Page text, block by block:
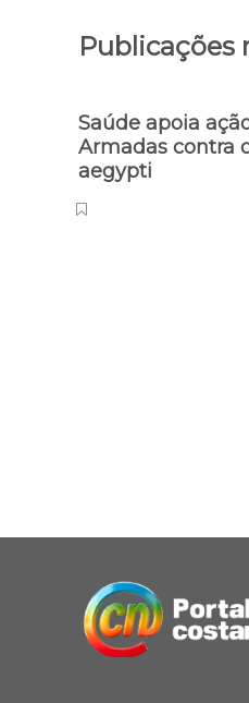
Publicações
Saúde apoia
Armadas contra
aegypti